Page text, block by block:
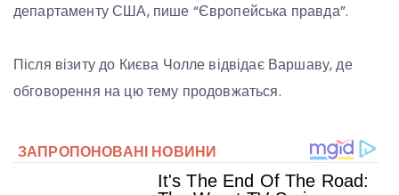
департаменту США, пише “Європейська правда”.
Після візиту до Києва Чолле відвідає Варшаву, де
обговорення на цю тему продовжаться.